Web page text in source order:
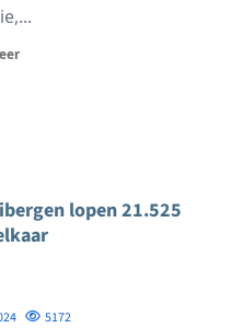
lopen 21.525
5172